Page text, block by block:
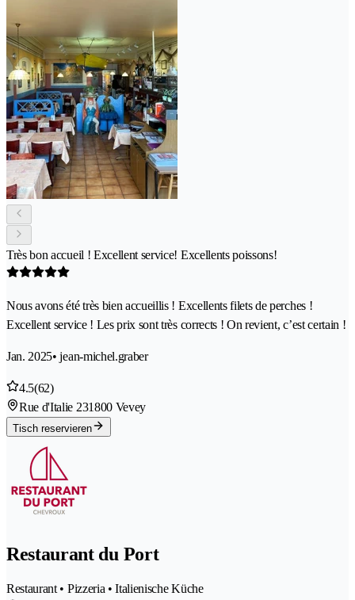
Très bon accueil ! Excellent service! Excellents poissons!
Nous avons été très bien accueillis ! Excellents filets de perches !
Excellent service ! Les prix sont très corrects ! On revient, c’est certain !
Jan. 2025• jean-michel.graber
4.5(62)
Rue d'Italie 231800 Vevey
Tisch reservieren
Restaurant du Port
Restaurant • Pizzeria • Italienische Küche